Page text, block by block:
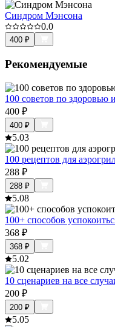
Синдром Мэнсона
0.0
400 ₽
Рекомендуемые
100 советов по здоровью
400 ₽
400 ₽
5.03
100 рецептов для
288 ₽
288 ₽
5.08
100+ способов
368 ₽
368 ₽
5.02
10 сценариев на все
200 ₽
200 ₽
5.05